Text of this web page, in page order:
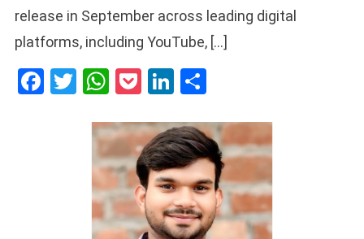
release in September across leading digital
platforms, including YouTube, […]
Facebook
Twitter
WhatsApp
PocketLinkedIn